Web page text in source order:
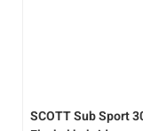
SCOTTSub Sport